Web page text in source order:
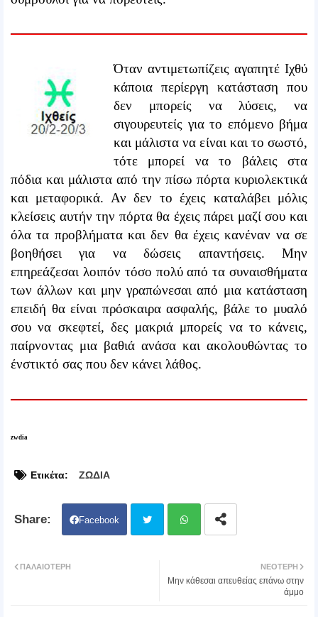
Όταν αντιμετωπίζεις αγαπητέ Ιχθύ
κάποια περίεργη κατάσταση που
δεν μπορείς να λύσεις, να
σιγουρευτείς για το επόμενο βήμα
και μάλιστα να είναι και το σωστό,
τότε μπορεί να το βάλεις στα
πόδια και μάλιστα από την πίσω πόρτα κυριολεκτικά
και μεταφορικά. Αν δεν το έχεις καταλάβει μόλις
κλείσεις αυτήν την πόρτα θα έχεις πάρει μαζί σου και
όλα τα προβλήματα και δεν θα έχεις κανέναν να σε
βοηθήσει για να δώσεις απαντήσεις. Μην
επηρεάζεσαι λοιπόν τόσο πολύ από τα συναισθήματα
των άλλων και μην γραπώνεσαι από μια κατάσταση
επειδή θα είναι πρόσκαιρα ασφαλής, βάλε το μυαλό
σου να σκεφτεί, δες μακριά μπορείς να το κάνεις,
παίρνοντας μια βαθιά ανάσα και ακολουθώντας το
ένστικτό σας που δεν κάνει λάθος.
zwdia
Ετικέτα: ΖΩΔΙΑ
Facebook
atsa
ΝΕΌΤΕΡΗ
Μην κάθεσαι απευθείας επάνω στην
άμμο
ΠΑΛΑΙΌΤΕΡΗ